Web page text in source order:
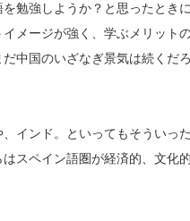
勉強しようか？と思ったと
メージが強く、学ぶメリッ
中国のいざなぎ景気は続くだ
インド。といってもそうい
スペイン語圏が経済的、文